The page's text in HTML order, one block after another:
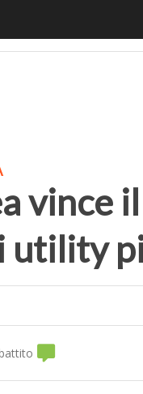
vince
utility